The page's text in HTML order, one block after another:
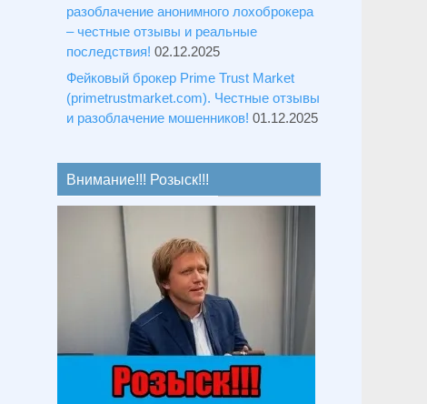
разоблачение анонимного лохоброкера
– честные отзывы и реальные
последствия! 02.12.2025
Фейковый брокер Prime Trust Market
(primetrustmarket.com). Честные отзывы
и разоблачение мошенников! 01.12.2025
Внимание!!! Розыск!!!